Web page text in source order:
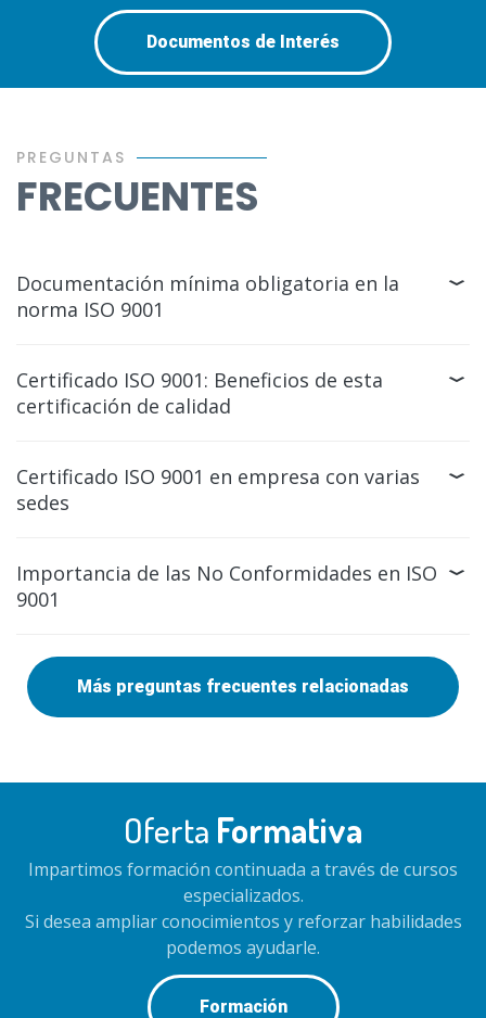
Documentos de Interés
PREGUNTAS
FRECUENTES
Documentación mínima obligatoria en la
norma ISO 9001
Certificado ISO 9001: Beneficios de esta
certificación de calidad
Certificado ISO 9001 en empresa con varias
sedes
Importancia de las No Conformidades en ISO
9001
Más preguntas frecuentes relacionadas
Oferta Formativa
Impartimos formación continuada a través de cursos
especializados.
Si desea ampliar conocimientos y reforzar habilidades
podemos ayudarle.
Formación